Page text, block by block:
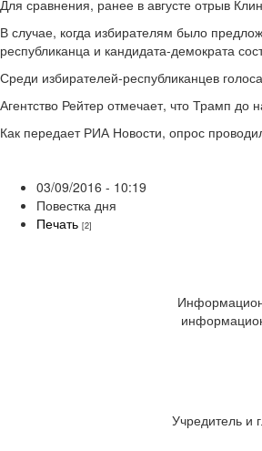
Для сравнения, ранее в августе отрыв
В случае, когда избирателям было
республиканца и кандидата-демократа
Среди избирателей-республиканцев
Агентство Рейтер отмечает, что Трамп
Как передает РИА Новости, опрос
03/09/2016 - 10:19
Повестка дня
Печать [2]
Учредитель и